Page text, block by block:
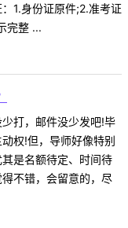
1.身份证原件;2.准考证
完整 ...
打，邮件没少发吧!毕
权!但，导师好像特别
是名额待定、时间待
不错，会留意的，尽